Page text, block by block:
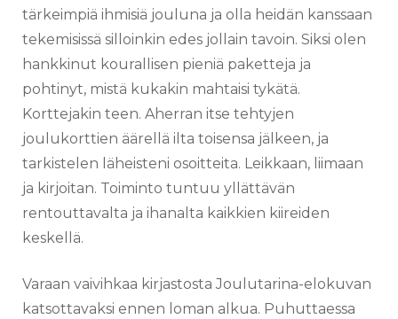
tärkeimpiä ihmisiä jouluna ja olla heidän kanssaan
tekemisissä silloinkin edes jollain tavoin. Siksi olen
hankkinut kourallisen pieniä paketteja ja
pohtinyt, mistä kukakin mahtaisi tykätä.
Korttejakin teen. Aherran itse tehtyjen
joulukorttien äärellä ilta toisensa jälkeen, ja
tarkistelen läheisteni osoitteita. Leikkaan, liimaan
ja kirjoitan. Toiminto tuntuu yllättävän
rentouttavalta ja ihanalta kaikkien kiireiden
keskellä.
Varaan vaivihkaa kirjastosta Joulutarina-elokuvan
katsottavaksi ennen loman alkua. Puhuttaessa